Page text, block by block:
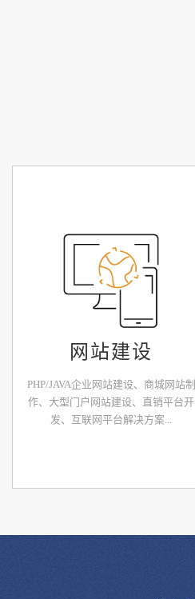
网站建设
PHP/JAVA企业网站建设、商城网站制
作、大型门户网站建设、直销平台开
发、互联网平台解决方案...